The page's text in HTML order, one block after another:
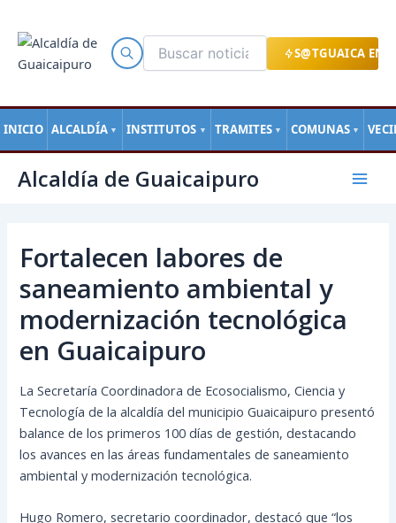
S@TGUAICA EN
INICIO ALCALDÍA ▼ INSTITUTOS ▼ TRAMITES ▼ COMUNAS ▼
contenido
Alcaldía de Guaicaipuro
Main
Fortalecen labores de
saneamiento ambiental y
modernización tecnológica
en Guaicaipuro
La Secretaría Coordinadora de Ecosocialismo, Ciencia y
Tecnología de la alcaldía del municipio Guaicaipuro presentó
balance de los primeros 100 días de gestión, destacando
los avances en las áreas fundamentales de saneamiento
ambiental y modernización tecnológica.
Hugo Romero, secretario coordinador, destacó que “los
de